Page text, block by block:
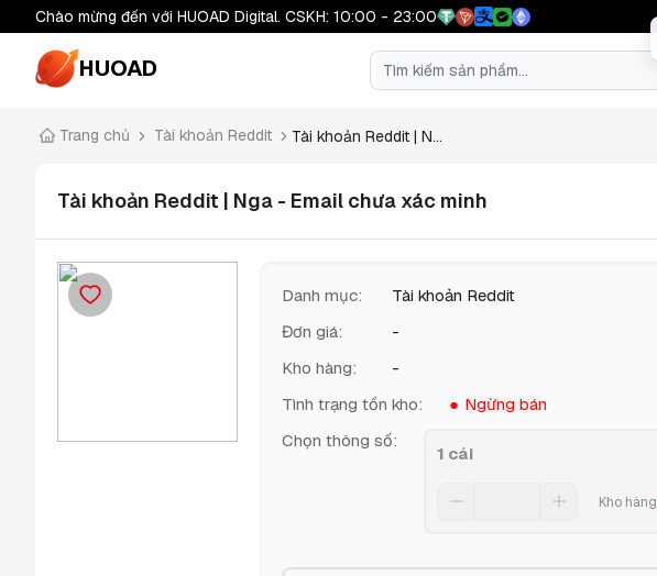
Chào mừng đến với HUOAD Digital. CSKH: 10:00 - 23:00
HUOAD
Trang chủ Tài khoản Reddit Tài khoản Reddit | N...
Tài khoản Reddit | Nga - Email chưa xác minh
Danh mục:
Tài khoản Reddit
Đơn giá:
-
Kho hàng:
-
Tình trạng tồn kho:
Ngừng bán
Chọn thông số:
1 cái
Kho hàng